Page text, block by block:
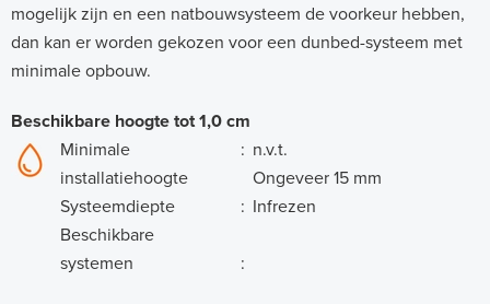
mogelijk zijn en een natbouwsysteem de voorkeur hebben,
dan kan er worden gekozen voor een dunbed-systeem met
minimale opbouw.
Beschikbare hoogte tot 1,0 cm
Minimale
installatiehoogte
Systeemdiepte
Beschikbare
systemen
:
:
:
n.v.t.
Ongeveer 15 mm
Infrezen